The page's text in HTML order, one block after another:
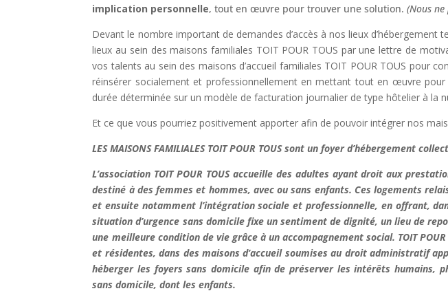
implication personnelle, tout en œuvre pour trouver une solution.(Nous
Devant le nombre important de demandes d’accès à nos lieux
lieux au sein des maisons familiales TOIT POUR TOUS par une lettre de
vos talents au sein des maisons d’accueil familiales TOIT POUR TOUS pour
réinsérer socialement et professionnellement en mettant tout en œuvre
durée déterminée sur un modèle de facturation journalier de type hôtelier à la
Et ce que vous pourriez positivement apporter afin de pouvoir intégrer nos
LES MAISONS FAMILIALES TOIT POUR TOUS sont un foyer d’hébergement
L’association TOIT POUR TOUS accueille des adultes ayant droit aux
destiné à des femmes et hommes, avec ou sans enfants. Ces logements
et ensuite notamment l’intégration sociale et professionnelle, en offrant,
situation d’urgence sans domicile fixe un sentiment de dignité, un lieu de
une meilleure condition de vie grâce à un accompagnement social. TOIT
et résidentes, dans des maisons d’accueil soumises au droit administratif
héberger les foyers sans domicile afin de préserver les intérêts humains,
sans domicile, dont les enfants.